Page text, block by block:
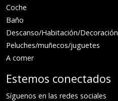
Coche
Baño
Descanso/Habitación/Decoración
Peluches/muñecos/juguetes
A comer
Estemos conectados
Síguenos en las redes sociales